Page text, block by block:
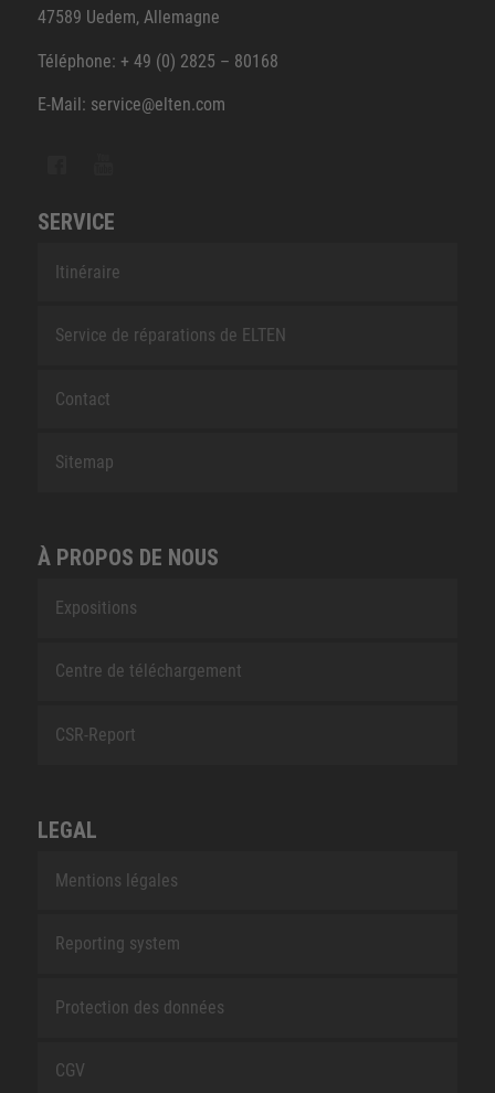
47589 Uedem, Allemagne
Téléphone: + 49 (0) 2825 – 80168
E-Mail: service@elten.com
SERVICE
Itinéraire
Service de réparations de ELTEN
Contact
Sitemap
À PROPOS DE NOUS
Expositions
Centre de téléchargement
CSR-Report
LEGAL
Mentions légales
Reporting system
Protection des données
CGV